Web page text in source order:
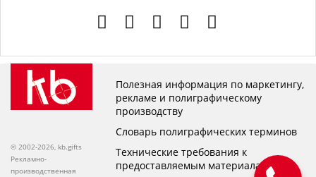
© 2002-2026, kb.gifts
Рекламно-
производственная
Полезная информация по маркетингу,
рекламе и полиграфическому
производству
Словарь полиграфических терминов
Технические требования к
предоставляемым материалам